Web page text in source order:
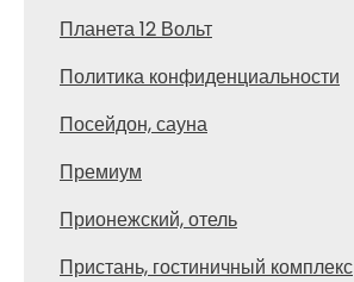
Планета 12 Вольт
Политика конфиденциальности
Посейдон, сауна
Премиум
Прионежский, отель
Пристань, гостиничный комплекс